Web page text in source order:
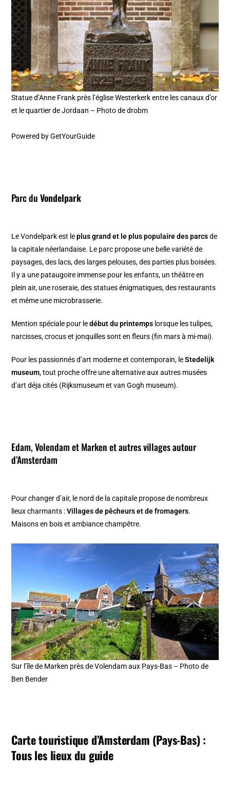
Statue d’Anne Frank près l’église Westerkerk entre les canaux d’or
et le quartier de Jordaan – Photo de drobm
Powered byGetYourGuide
Parc duVondelpark
Le Vondelpark est leplus grand et le plus populaire des parcsde
la capitale néerlandaise. Le parc propose une belle variété de
paysages, des lacs, des larges pelouses, des parties plus boisées.
Il y a une pataugoire immense pour les enfants, un théâtre en
plein air, une roseraie, des statues énigmatiques, des restaurants
et même une microbrasserie.
Mention spéciale pour ledébut du printemps lorsque les tulipes,
narcisses, crocus et jonquilles sont en fleurs (fin mars à mi-mai).
Pour les passionnés d’art moderne et contemporain, leStedelijk
museum, tout proche offre une alternative aux autres musées
d’art déja cités (Rijksmuseum et van Gogh museum).
Edam, Volendam et Markenet autres villages autour
d’Amsterdam
Pour changer d’air, le nord de la capitale propose de nombreux
lieux charmants :Villages de pêcheurs et de fromagers.
Maisons en bois et ambiance champêtre.
Sur l’île de Marken près de Volendam aux Pays-Bas – Photo de
Ben Bender
Carte touristique d’Amsterdam (Pays-Bas) :
Tous les lieux du guide